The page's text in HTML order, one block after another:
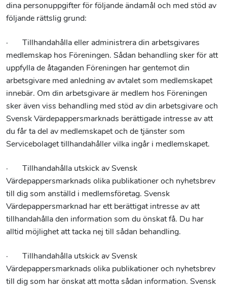
dina personuppgifter för följande ändamål och med stöd av
följande rättslig grund:
· Tillhandahålla eller administrera din arbetsgivares
medlemskap hos Föreningen. Sådan behandling sker för att
uppfylla de åtaganden Föreningen har gentemot din
arbetsgivare med anledning av avtalet som medlemskapet
innebär. Om din arbetsgivare är medlem hos Föreningen
sker även viss behandling med stöd av din arbetsgivare och
Svensk Värdepappersmarknads berättigade intresse av att
du får ta del av medlemskapet och de tjänster som
Servicebolaget tillhandahåller vilka ingår i medlemskapet.
· Tillhandahålla utskick av Svensk
Värdepappersmarknads olika publikationer och nyhetsbrev
till dig som anställd i medlemsföretag. Svensk
Värdepappersmarknad har ett berättigat intresse av att
tillhandahålla den information som du önskat få. Du har
alltid möjlighet att tacka nej till sådan behandling.
· Tillhandahålla utskick av Svensk
Värdepappersmarknads olika publikationer och nyhetsbrev
till dig som har önskat att motta sådan information. Svensk